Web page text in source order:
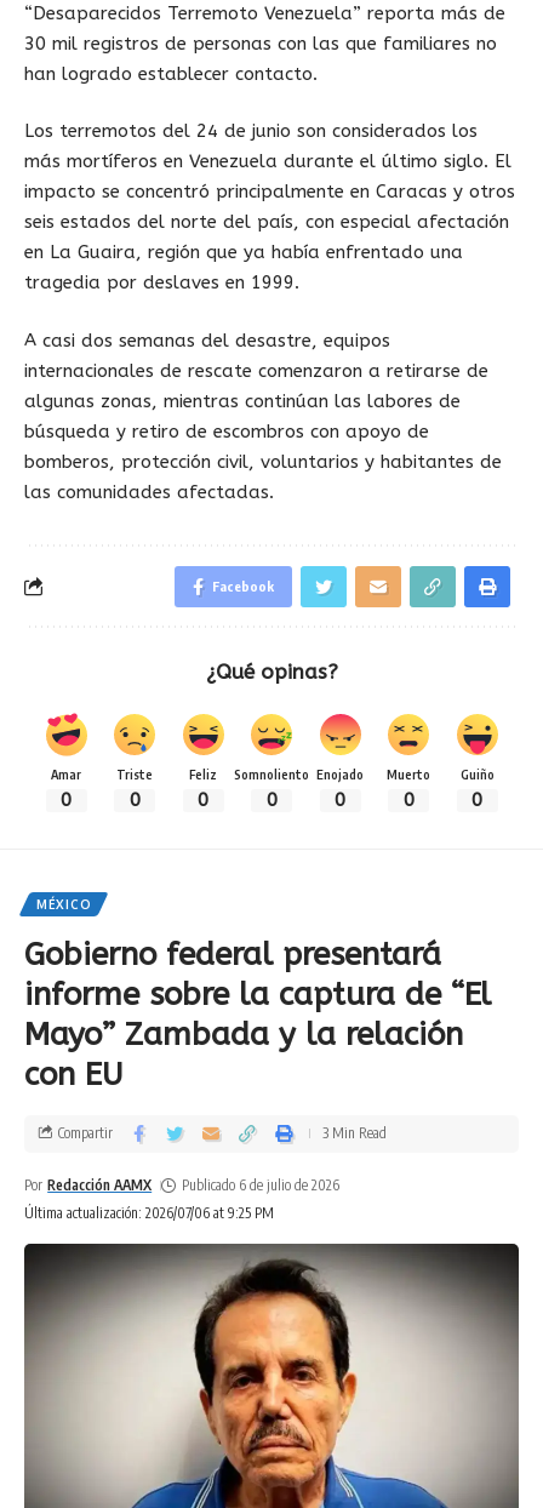
“Desaparecidos Terremoto Venezuela” reporta más de
30 mil registros de personas con las que familiares no
han logrado establecer contacto.
Los terremotos del 24 de junio son considerados los
más mortíferos en Venezuela durante el último siglo. El
impacto se concentró principalmente en Caracas y otros
seis estados del norte del país, con especial afectación
en La Guaira, región que ya había enfrentado una
tragedia por deslaves en 1999.
A casi dos semanas del desastre, equipos
internacionales de rescate comenzaron a retirarse de
algunas zonas, mientras continúan las labores de
búsqueda y retiro de escombros con apoyo de
bomberos, protección civil, voluntarios y habitantes de
las comunidades afectadas.
Facebook
¿Qué opinas?
Amar
0
Triste
0
Feliz
0
Somnoliento
0
Enojado
0
Muerto
0
Guiño
0
MÉXICO
Gobierno federal presentará
informe sobre la captura de “El
Mayo” Zambada y la relación
con EU
Última actualización: 2026/07/06 at 9:25 PM
Por Redacción AAMX Publicado 6 de julio de 2026
Compartir 3 Min Read